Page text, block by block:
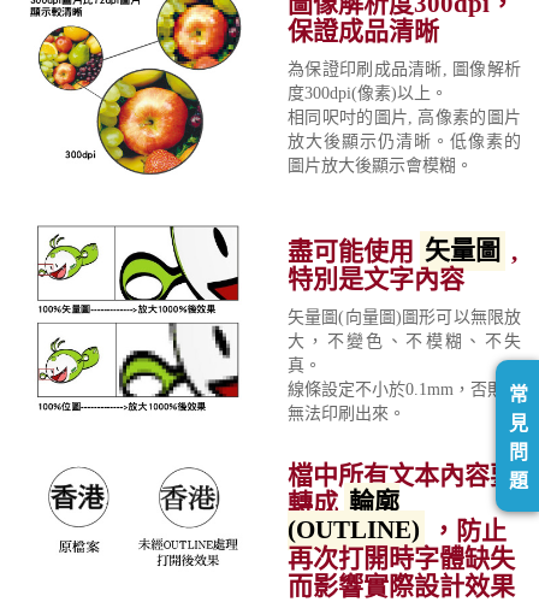
保證成品清晰
為保證印刷成品清晰, 圖像解析
度300dpi(像素)以上。
相同呎吋的圖片, 高像素的圖片
放大後顯示仍清晰。低像素的
圖片放大後顯示會模糊。
盡可能使用 矢量圖 ,
特別是文字內容
矢量圖(向量圖)圖形可以無限放
大，不變色、不模糊、不失
真。
線條設定不小於0.1mm，否則將
無法印刷出來。
檔中所有文本內容要
轉成 輪廓
(OUTLINE)
，防止
再次打開時字體缺失
而影響實際設計效果
常
見
問
題